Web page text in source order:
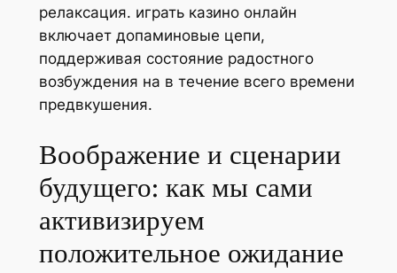
релаксация. играть казино онлайн
включает допаминовые цепи,
поддерживая состояние радостного
возбуждения на в течение всего времени
предвкушения.
Воображение и сценарии
будущего: как мы сами
активизируем
положительное ожидание